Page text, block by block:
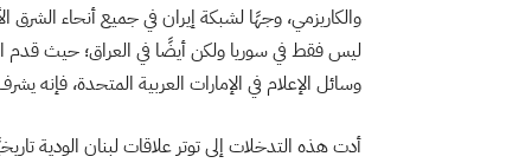
والكاريزمي، وجهًا لشبكة إيران في جميع أنحاء الشرق
ليس فقط في سوريا ولكن أيضًا في العراق؛ حيث قدم
وسائل الإعلام في الإمارات العربية المتحدة، فإنه
أدت هذه التدخلات إلى توتر علاقات لبنان الودية